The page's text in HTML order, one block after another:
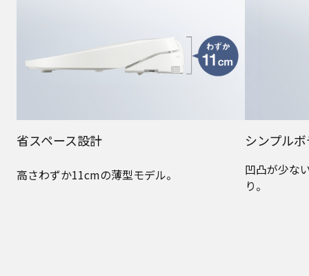
省スペース設計
高さわずか11cmの薄型モデル。
シンプル
凹凸が少な
り。